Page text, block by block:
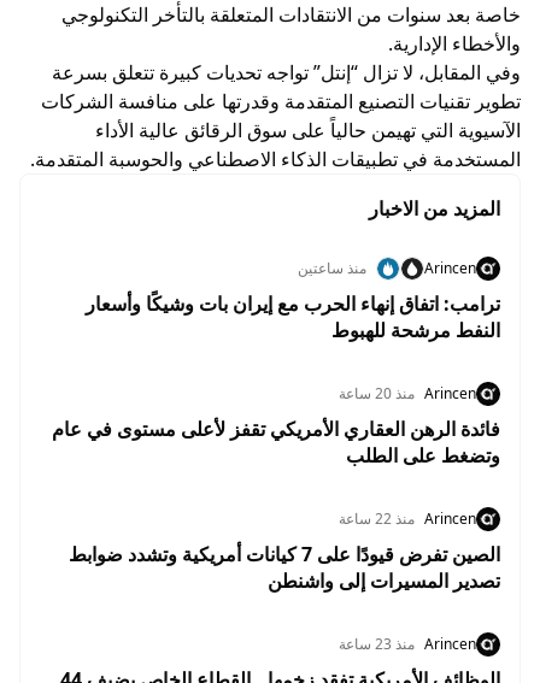
خاصة بعد سنوات من الانتقادات المتعلقة بالتأخر التكنولوجي
والأخطاء الإدارية.
وفي المقابل، لا تزال “إنتل” تواجه تحديات كبيرة تتعلق بسرعة
تطوير تقنيات التصنيع المتقدمة وقدرتها على منافسة الشركات
الآسيوية التي تهيمن حالياً على سوق الرقائق عالية الأداء
المستخدمة في تطبيقات الذكاء الاصطناعي والحوسبة المتقدمة.
المزيد من الاخبار
Arincen منذ ساعتين
ترامب: اتفاق إنهاء الحرب مع إيران بات وشيكًا وأسعار
النفط مرشحة للهبوط
Arincen منذ 20 ساعة
فائدة الرهن العقاري الأمريكي تقفز لأعلى مستوى في عام
وتضغط على الطلب
Arincen منذ 22 ساعة
الصين تفرض قيودًا على 7 كيانات أمريكية وتشدد ضوابط
تصدير المسيرات إلى واشنطن
Arincen منذ 23 ساعة